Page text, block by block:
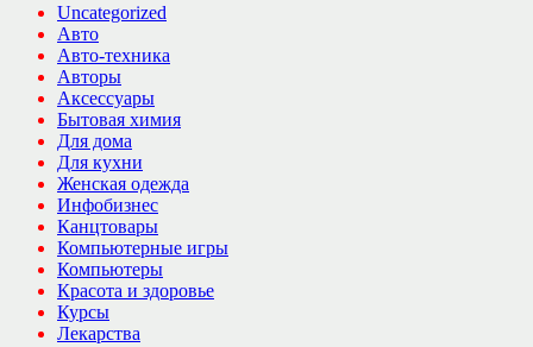
Uncategorized
Авто
Авто-техника
Авторы
Аксессуары
Бытовая химия
Для дома
Для кухни
Женская одежда
Инфобизнес
Канцтовары
Компьютерные игры
Компьютеры
Красота и здоровье
Курсы
Лекарства